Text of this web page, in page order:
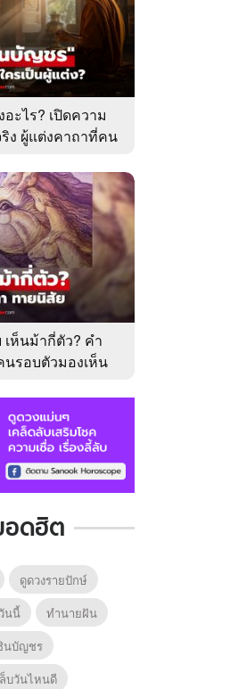
ะไร? เปิดความ
ง ผู้แต่งคาถาที่คน
ห็นม้ากี่ตัว? คำ
นรอบตัวมองเห็น
อดฮิต
ดูดวงรายปักษ์
นนี้
ทํานายฝัน
นบัญชร
บวันไหนดี